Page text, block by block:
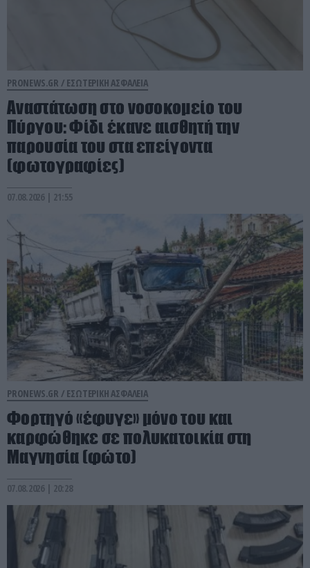
PRONEWS.GR / ΕΣΩΤΕΡΙΚΗ ΑΣΦΑΛΕΙΑ
Αναστάτωση στο νοσοκομείο του
Πύργου: Φίδι έκανε αισθητή την
παρουσία του στα επείγοντα
(φωτογραφίες)
07.08.2026 | 21:55
PRONEWS.GR / ΕΣΩΤΕΡΙΚΗ ΑΣΦΑΛΕΙΑ
Φορτηγό «έφυγε» μόνο του και
καρφώθηκε σε πολυκατοικία στη
Μαγνησία (φώτο)
07.08.2026 | 20:28